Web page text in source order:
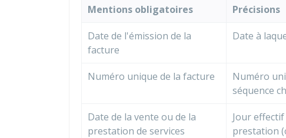
Mentions obligatoires Précisions
Date de l'émission de la
facture
Date à
Numéro unique de la facture
Numéro
séquence
Date de la vente ou de la
prestation de services
Jour
prestation